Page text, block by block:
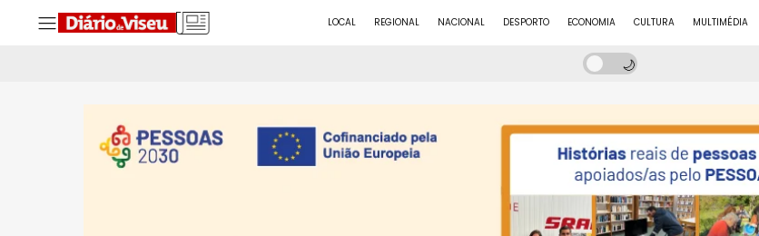
LOCAL REGIONAL NACIONAL DESPORTO ECONOMIA CULTURA MULTIMÉDIA